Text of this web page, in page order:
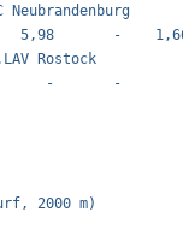
Neubrandenburg
5,98       -
88 1.LAV
-       -
2000 m)